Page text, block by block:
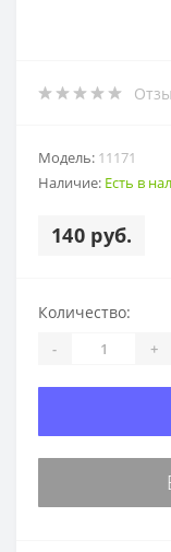
Модель: 11171
Наличие: Есть в
140 руб.
Количество:
- +